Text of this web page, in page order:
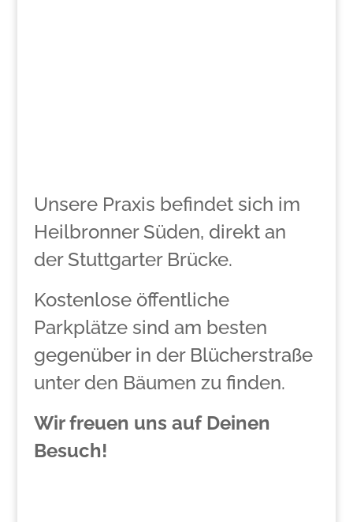
Unsere Praxis befindet sich im
Heilbronner Süden, direkt an
der Stuttgarter Brücke.
Kostenlose öffentliche
Parkplätze sind am besten
gegenüber in der Blücherstraße
unter den Bäumen zu finden.
Wir freuen uns auf Deinen
Besuch!